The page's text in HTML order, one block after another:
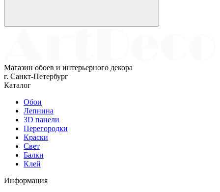
Магазин обоев и интерьерного декора
г. Санкт-Петербург
Каталог
Обои
Лепнина
3D панели
Перегородки
Краски
Свет
Балки
Клей
Информация